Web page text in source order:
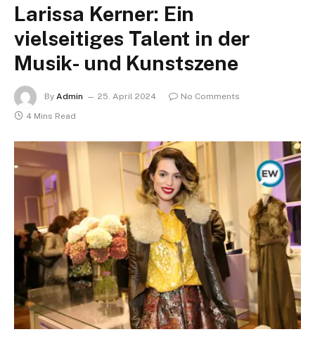
Larissa Kerner: Ein
vielseitiges Talent in der
Musik- und Kunstszene
By Admin 25. April 2024
No Comments
4 Mins Read